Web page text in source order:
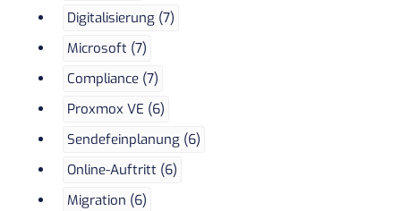
Digitalisierung (7)
Microsoft (7)
Compliance (7)
Proxmox VE (6)
Sendefeinplanung (6)
Online-Auftritt (6)
Migration (6)